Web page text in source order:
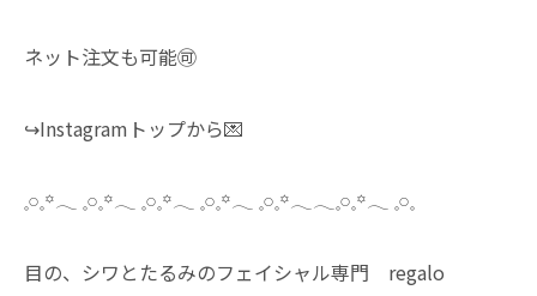
ネット注文も可能🉑
↪︎Instagramトップから💌
𓈒𓏸𓈒꙳𓂃 𓈒𓏸𓈒꙳𓂃 𓈒𓏸𓈒꙳𓂃 𓈒𓏸𓈒꙳𓂃 𓈒𓏸𓈒꙳𓂃𓂃𓈒𓏸𓈒꙳𓂃 𓈒𓏸𓈒
目の、シワとたるみのフェイシャル専門 regalo